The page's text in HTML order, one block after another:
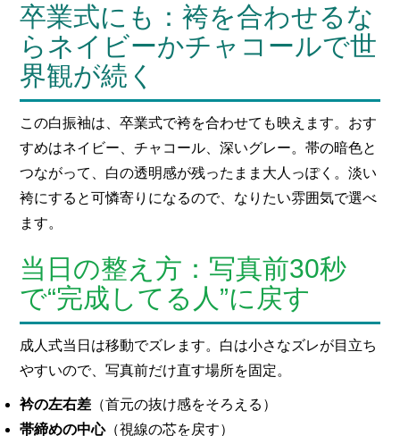
卒業式にも：袴を合わせるな
らネイビーかチャコールで世
界観が続く
この白振袖は、卒業式で袴を合わせても映えます。おす
すめはネイビー、チャコール、深いグレー。帯の暗色と
つながって、白の透明感が残ったまま大人っぽく。淡い
袴にすると可憐寄りになるので、なりたい雰囲気で選べ
ます。
当日の整え方：写真前30秒
で“完成してる人”に戻す
成人式当日は移動でズレます。白は小さなズレが目立ち
やすいので、写真前だけ直す場所を固定。
衿の左右差 （首元の抜け感をそろえる）
帯締めの中心（視線の芯を戻す）